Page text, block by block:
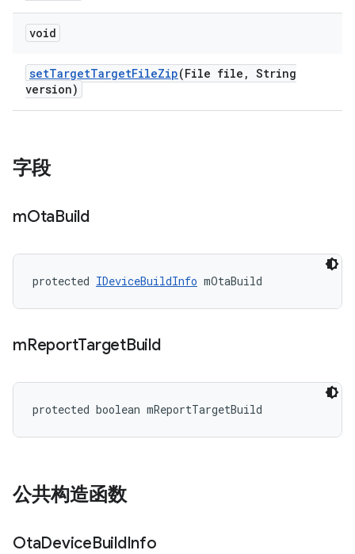
void
setTargetTargetFileZip(File file , String
version)
字段
mOtaBuild
protected IDeviceBuildInfo mOtaBuild
mReportTargetBuild
protected boolean mReportTargetBuild
公共构造函数
OtaDeviceBuildInfo